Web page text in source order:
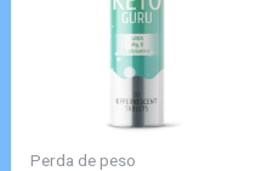
Perda de peso